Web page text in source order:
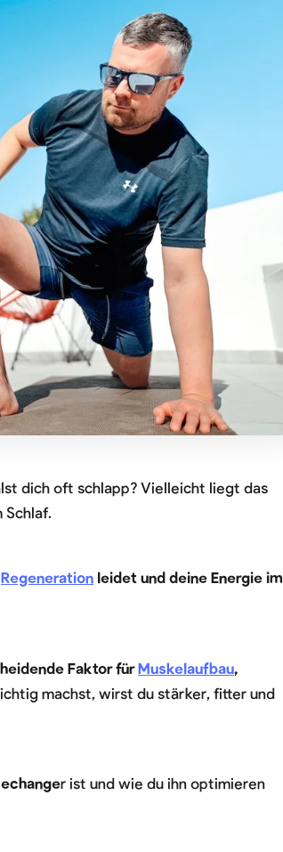
dich oft schlapp? Vielleicht liegt das
Schlaf.
Regeneration leidet und deine Energie im
Faktor fürMuskelaufbau,
machst, wirst du stärker, fitter und
r ist und wie du ihn optimieren